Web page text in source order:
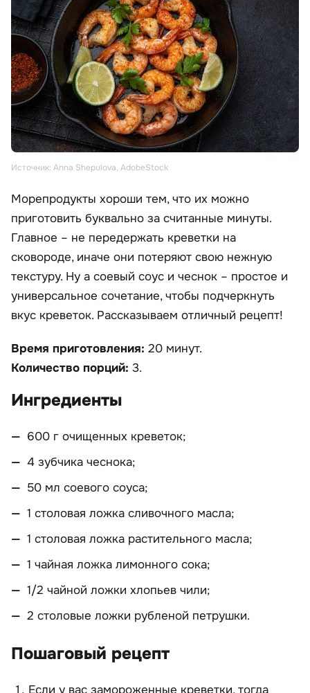
Источник: Anna Shepulova, AdobeStock
Морепродукты хороши тем, что их можно
приготовить буквально за считанные минуты.
Главное – не передержать креветки на
сковороде, иначе они потеряют свою нежную
текстуру. Ну а соевый соус и чеснок – простое и
универсальное сочетание, чтобы подчеркнуть
вкус креветок. Рассказываем отличный рецепт!
Время приготовления: 20 минут.
Количество порций: 3.
Ингредиенты
600 г очищенных креветок;
4 зубчика чеснока;
50 мл соевого соуса;
1 столовая ложка сливочного масла;
1 столовая ложка растительного масла;
1 чайная ложка лимонного сока;
1/2 чайной ложки хлопьев чили;
2 столовые ложки рубленой петрушки.
Пошаговый рецепт
Если у вас замороженные креветки, тогда